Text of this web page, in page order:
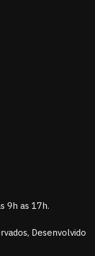
9h as 17h.
Desenvolvido